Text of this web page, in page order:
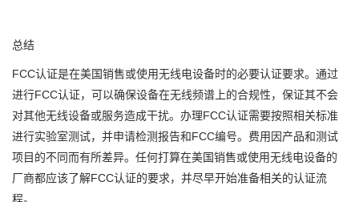
总结
FCC认证是在美国销售或使用无线电设备时的必要认证要求。通过
进行FCC认证，可以确保设备在无线频谱上的合规性，保证其不会
对其他无线设备或服务造成干扰。办理FCC认证需要按照相关标准
进行实验室测试，并申请检测报告和FCC编号。费用因产品和测试
项目的不同而有所差异。任何打算在美国销售或使用无线电设备的
厂商都应该了解FCC认证的要求，并尽早开始准备相关的认证流
程。